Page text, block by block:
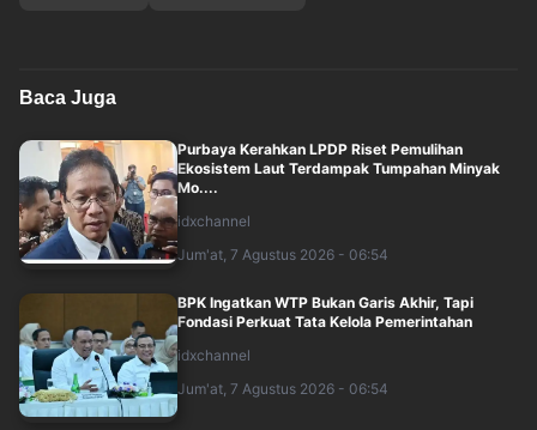
Baca Juga
Purbaya Kerahkan LPDP Riset Pemulihan
Ekosistem Laut Terdampak Tumpahan Minyak
Mo....
idxchannel
Jum'at, 7 Agustus 2026 - 06:54
BPK Ingatkan WTP Bukan Garis Akhir, Tapi
Fondasi Perkuat Tata Kelola Pemerintahan
idxchannel
Jum'at, 7 Agustus 2026 - 06:54